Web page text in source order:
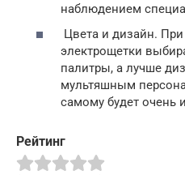
наблюдением
Цвета и дизайн.
электрощетки
палитры, а лучше
мультяшным
самому будет очень
Рейтинг